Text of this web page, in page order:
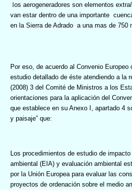
los aerogeneradores son elementos
van estar dentro de una importante
en la Sierra de Adrado a una mas de 750
Por eso, de acuerdo al Convenio
estudio detallado de éste atendiendo a la
(2008) 3 del Comité de Ministros a los
orientaciones para la aplicación del
que establece en su Anexo I, apartado 4
y paisaje” que:
Los procedimientos de estudio de
ambiental (EIA) y evaluación ambiental
por la Unión Europea para evaluar las
proyectos de ordenación sobre el medio